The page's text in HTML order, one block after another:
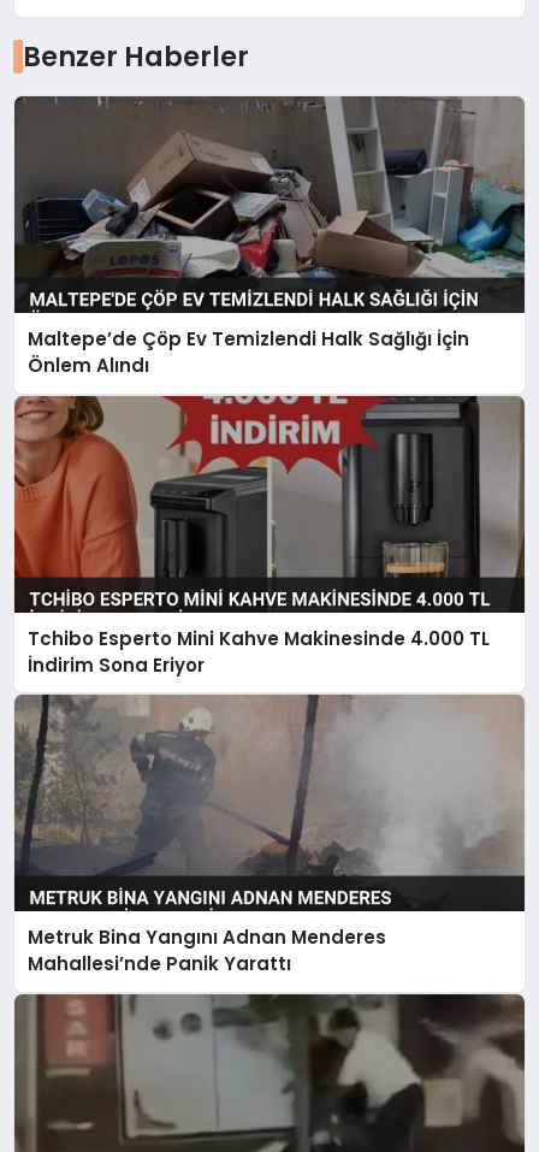
Benzer Haberler
Maltepe’de Çöp Ev Temizlendi Halk Sağlığı İçin
Önlem Alındı
Tchibo Esperto Mini Kahve Makinesinde 4.000 TL
İndirim Sona Eriyor
Metruk Bina Yangını Adnan Menderes
Mahallesi’nde Panik Yarattı